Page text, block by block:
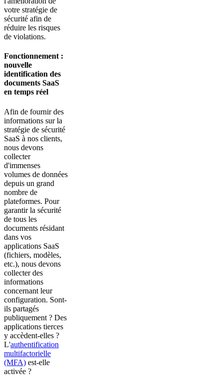
votre stratégie de
sécurité afin de
réduire les risques
de violations.
Fonctionnement :
nouvelle
identification des
documents SaaS
en temps réel
Afin de fournir des
informations sur la
stratégie de sécurité
SaaS à nos clients,
nous devons
collecter
d'immenses
volumes de données
depuis un grand
nombre de
plateformes. Pour
garantir la sécurité
de tous les
documents résidant
dans vos
applications SaaS
(fichiers, modèles,
etc.), nous devons
collecter des
informations
concernant leur
configuration. Sont-
ils partagés
publiquement ? Des
applications tierces
y accèdent-elles ?
L'authentification
multifactorielle
(MFA) est-elle
activée ?